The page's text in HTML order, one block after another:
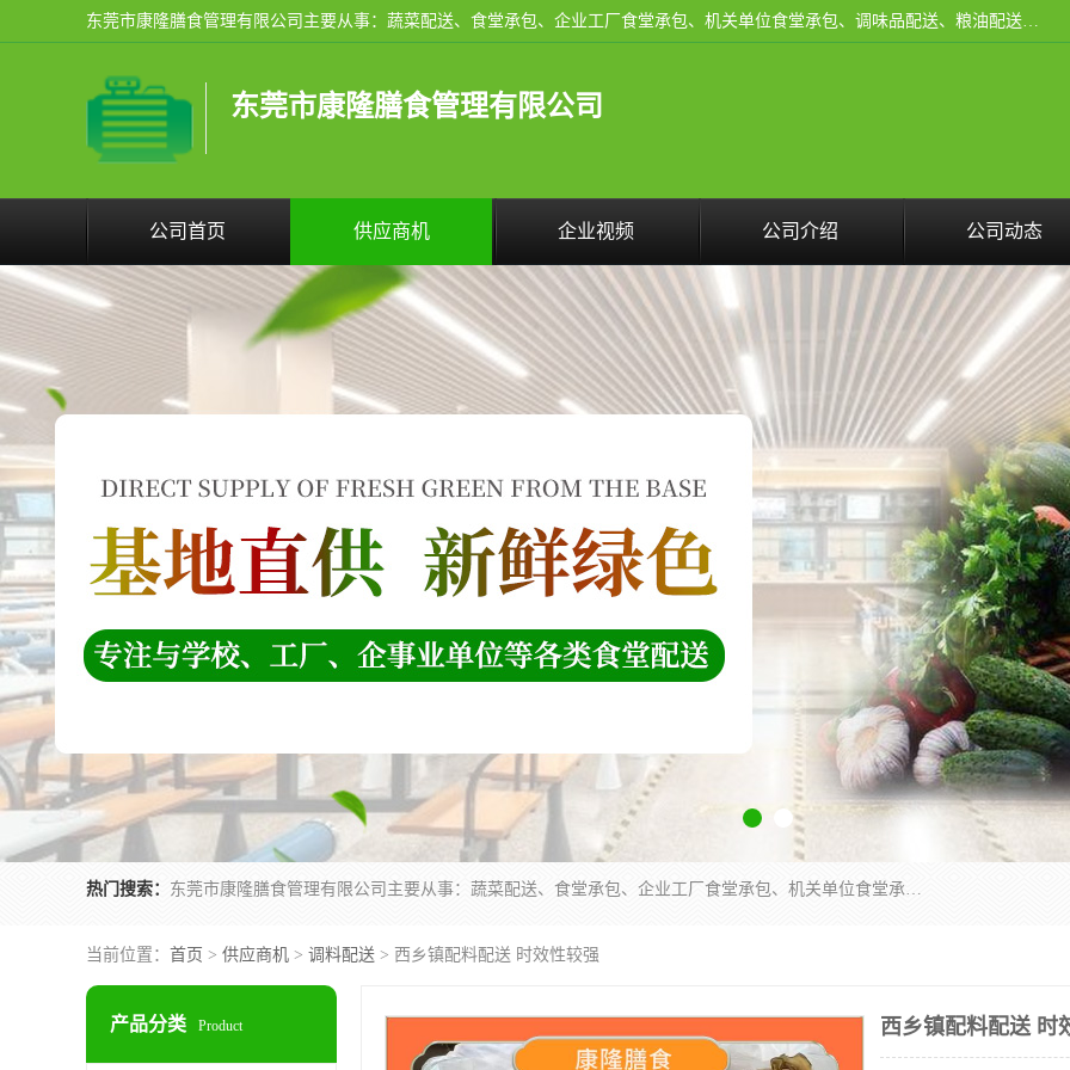
东莞市康隆膳食管理有限公司主要从事：蔬菜配送、食堂承包、企业工厂食堂承包、机关单位食堂承包、调味品配送、粮油配送、干货配送、副食配送、水果配送、海鲜配送等业务，东莞蔬菜配送电话，咨询在线客服。
东莞市康隆膳食管理有限公司
公司首页 供应商机 企业视频 公司介绍 公司动态
热门搜索： 东莞市康隆膳食管理有限公司主要从事：蔬菜配送、食堂承包、企业工厂食堂承包、机关单位食堂承包、调味品配送、粮油配送、干货配送、副食配送、水果配送、海鲜配送等业务，东莞蔬菜配送电话，咨询在线客服。
当前位置： 首页 > 供应商机 > 调料配送 > 西乡镇配料配送 时效性较强
产品分类 Product 西乡镇配料配送 时